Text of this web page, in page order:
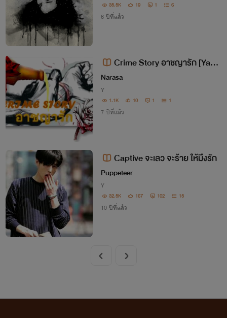
35.5K 19 1 6
6 ปีที่แล้ว
Crime Story อาชญารัก [Yao
i!!] 20+
Narasa
Y
1.1K 10 1 1
7 ปีที่แล้ว
Captive จะเลว จะร้าย ให้มึงรัก
Puppeteer
Y
32.5K 167 102 15
10 ปีที่แล้ว